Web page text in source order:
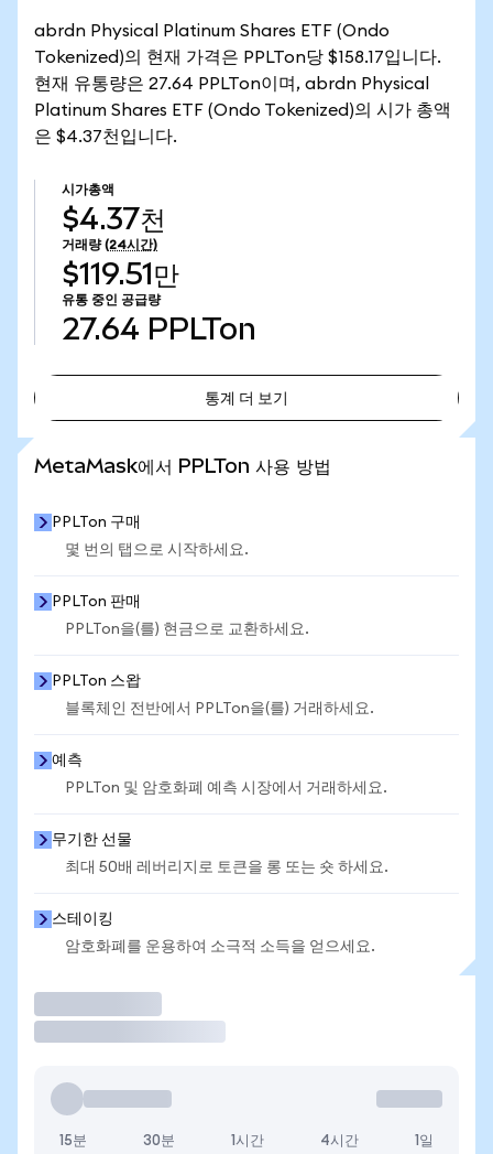
abrdn Physical Platinum Shares ETF (Ondo
Tokenized)의 현재 가격은 PPLTon당 $158.17입니다.
현재 유통량은 27.64 PPLTon이며, abrdn Physical
Platinum Shares ETF (Ondo Tokenized)의 시가 총액
은 $4.37천입니다.
시가총액
$4.37천
거래량 (24시간)
$119.51만
유통 중인 공급량
27.64 PPLTon
통계 더 보기
MetaMask에서 PPLTon 사용 방법
PPLTon 구매
몇 번의 탭으로 시작하세요.
PPLTon 판매
PPLTon을(를) 현금으로 교환하세요.
PPLTon 스왑
블록체인 전반에서 PPLTon을(를) 거래하세요.
예측
PPLTon 및 암호화폐 예측 시장에서 거래하세요.
무기한 선물
최대 50배 레버리지로 토큰을 롱 또는 숏 하세요.
스테이킹
암호화폐를 운용하여 소극적 소득을 얻으세요.
15분 30분 1시간 4시간 1일